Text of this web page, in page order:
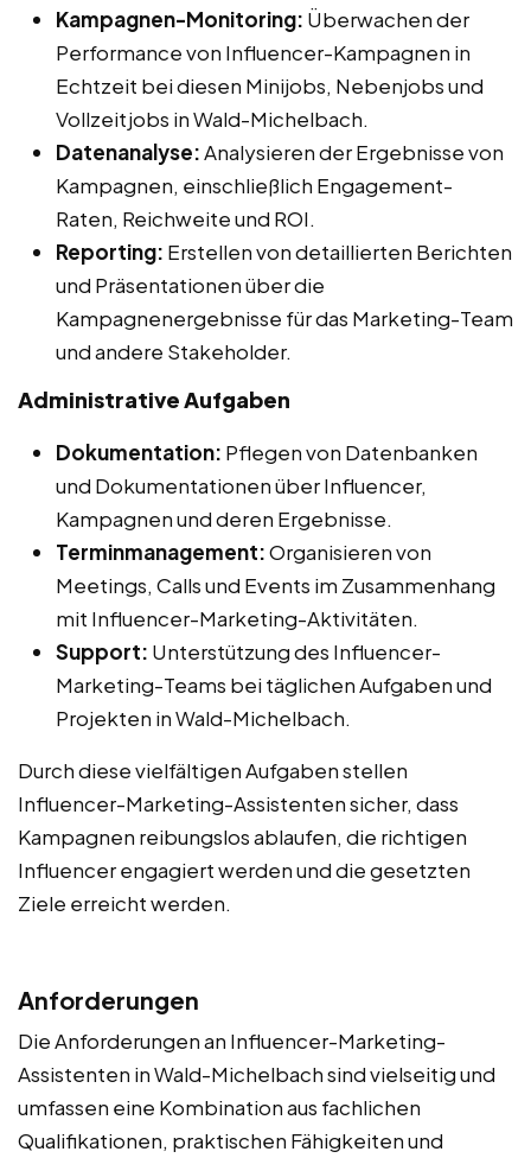
Kampagnen-Monitoring: Überwachen der
Performance von Influencer-Kampagnen in
Echtzeit bei diesen Minijobs, Nebenjobs und
Vollzeitjobs in Wald-Michelbach.
Datenanalyse:Analysieren der Ergebnisse von
Kampagnen, einschließlich Engagement-
Raten, Reichweite und ROI.
Reporting: Erstellen von detaillierten Berichten
und Präsentationen über die
Kampagnenergebnisse für das Marketing-Team
und andere Stakeholder.
Administrative Aufgaben
Dokumentation: Pflegen von Datenbanken
und Dokumentationen über Influencer,
Kampagnen und deren Ergebnisse.
Terminmanagement:Organisieren von
Meetings, Calls und Events im Zusammenhang
mit Influencer-Marketing-Aktivitäten.
Support: Unterstützung des Influencer-
Marketing-Teams bei täglichen Aufgaben und
Projekten in Wald-Michelbach.
Durch diese vielfältigen Aufgaben stellen
Influencer-Marketing-Assistenten sicher, dass
Kampagnen reibungslos ablaufen, die richtigen
Influencer engagiert werden und die gesetzten
Ziele erreicht werden.
Anforderungen
Die Anforderungen an Influencer-Marketing-
Assistenten in Wald-Michelbach sind vielseitig und
umfassen eine Kombination aus fachlichen
Qualifikationen, praktischen Fähigkeiten und